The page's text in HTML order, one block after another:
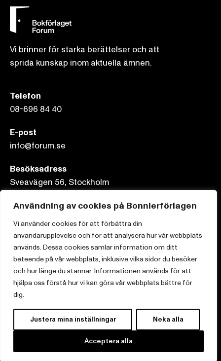
Användning av cookies på Bonnierförlagen
Vi använder cookies för att förbättra din
användarupplevelse och för att analysera hur vår webbplats
används. Dessa cookies samlar information om ditt
beteende på vår webbplats, inklusive vilka sidor du besöker
och hur länge du stannar. Informationen används för att
hjälpa oss förstå hur vi kan göra vår webbplats bättre för
dig.
Justera mina inställningar Neka alla
Acceptera alla
Vi brinner för starka berättelser och att
sprida kunskap inom aktuella ämnen.
Telefon
08-696 84 40
E-post
info@forum.se
Besöksadress
Sveavägen 56, Stockholm
Postadress
Box 3159, 103 63 Stockholm
Om Bonnierförlagen
Cookies
Integritetspolicy